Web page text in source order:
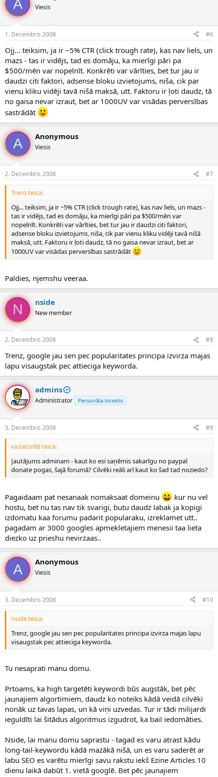
A Viesis
1. Decembris 2008 #6
Ojj... teiksim, ja ir ~5% CTR (click trough rate), kas nav liels, un
mazs - tas ir vidējs, tad es domāju, ka mierīgi pāri pa
$500/mēn var nopelnīt. Konkrēti var vārīties, bet tur jau ir
daudzi citi faktori, adsense bloku izvietojums, niša, cik par
vienu kliku vidēji tavā nišā maksā, utt. Faktoru ir ļoti daudz, tā
no gaisa nevar izraut, bet ar 1000UV var visādas perversības
sastrādāt
A Anonymous
Viesis
2. Decembris 2008 #7
Trenz teica:
Ojj... teiksim, ja ir ~5% CTR (click trough rate), kas nav liels, un mazs -
tas ir vidējs, tad es domāju, ka mierīgi pāri pa $500/mēn var
nopelnīt. Konkrēti var vārīties, bet tur jau ir daudzi citi faktori,
adsense bloku izvietojums, niša, cik par vienu kliku vidēji tavā nišā
maksā, utt. Faktoru ir ļoti daudz, tā no gaisa nevar izraut, bet ar
1000UV var visādas perversības sastrādāt
Paldies, njemshu veeraa.
N nside
New member
2. Decembris 2008 #8
Trenz, google jau sen pec popularitates principa izvirza majas
lapu visaugstak pec attieciga keyworda.
admins
Administrator Personāla loceklis
3. Decembris 2008 #9
violator88 teica:
Jautājums adminam - kaut ko esi saņēmis sakarīgu no paypal
donate pogas, šajā forumā? Cilvēki reāli arī kaut ko šad tad noziedo?
Pagaidaam pat nesanaak nomaksaat domeinu
kur nu vel
hostu, bet nu tas nav tik svarigi, butu daudz labak ja kopigi
izdomatu kaa forumu padarit popularaku, izreklamet utt..
pagadam ar 3000 googles apmekletajiem menesii taa lieta
diezko uz prieshu nevirzaas..
A Anonymous
Viesis
3. Decembris 2008 #10
nside teica:
Trenz, google jau sen pec popularitates principa izvirza majas lapu
visaugstak pec attieciga keyworda.
Tu nesaprati manu domu.
Prtoams, ka high targetēti keywordi būs augstāk, bet pēc
jaunajiem algortimiem, daudz ko noteiks kādā veidā cilvēki
nonāk uz tavas lapas, un kā viņi uzvedas. Tur ir tādi milijardi
ieguldīti lai šitādus algoritmus izgudrot, ka bail iedomāties.
Nside, lai manu domu saprastu - tagad es varu atrast kādu
long-tail-keywordu kādā mazākā nišā, un es varu saderēt ar
labu SEO es varētu mierīgi savu rakstu iekš Ezine Articles 10
dienu laikā dabūt 1. vietā googlē. Bet pēc jaunajiem